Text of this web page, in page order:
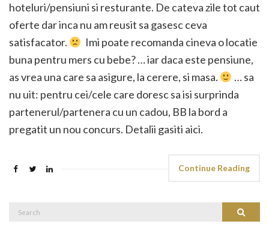
hoteluri/pensiuni si resturante. De cateva zile tot caut
oferte dar inca nu am reusit sa gasesc ceva
satisfacator.
Imi poate recomanda cineva o locatie
buna pentru mers cu bebe? … iar daca este pensiune,
as vrea una care sa asigure, la cerere, si masa.
… sa
nu uit: pentru cei/cele care doresc sa isi surprinda
partenerul/partenera cu un cadou, BB la bord a
pregatit un nou concurs. Detalii gasiti aici.
Continue Reading
Search